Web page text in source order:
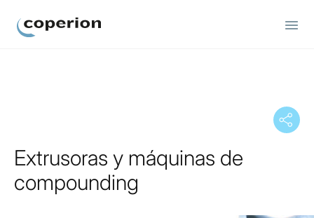
Extrusoras y máquinas de
compounding